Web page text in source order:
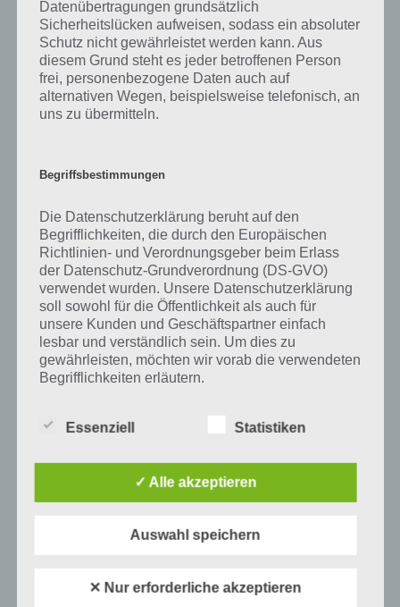
Darum geht es bei 94%
Was ist 94%? In der App 94% musst du auf Basis eines Bildes oder
einer Aussage die Antworten herausfinden, die von anderen Spielern
am häufigsten genannt worden sind. Nur so kannst du das nächste
Prozent ein Wort und Rätsel-Spiel. Bereits über 10 Millionen mal
wurde die App mittlerweile heruntergeladen und gehört mit zu den
und iTunes App Store.
Auf WhatsApp teilen Teilen auf Facebook
Tweet auf Twitter
Mehr Artikel hier auf Touchportal
Datenübertragungen grundsätzlich
Sicherheitslücken aufweisen, sodass ein absoluter
Schutz nicht gewährleistet werden kann. Aus
diesem Grund steht es jeder betroffenen Person
frei, personenbezogene Daten auch auf
alternativen Wegen, beispielsweise telefonisch, an
uns zu übermitteln.
Begriffsbestimmungen
Die Datenschutzerklärung beruht auf den
Begrifflichkeiten, die durch den Europäischen
Richtlinien- und Verordnungsgeber beim Erlass
der Datenschutz-Grundverordnung (DS-GVO)
verwendet wurden. Unsere Datenschutzerklärung
soll sowohl für die Öffentlichkeit als auch für
unsere Kunden und Geschäftspartner einfach
lesbar und verständlich sein. Um dies zu
gewährleisten, möchten wir vorab die verwendeten
Begrifflichkeiten erläutern.
unter anderem die folgenden Begriffe:
Personenbezogene Daten sind alle
Folgenden „betroffene Person") beziehen.
Essenziell Statistiken
✓ Alle akzeptieren
Auswahl speichern
✕ Nur erforderliche akzeptieren